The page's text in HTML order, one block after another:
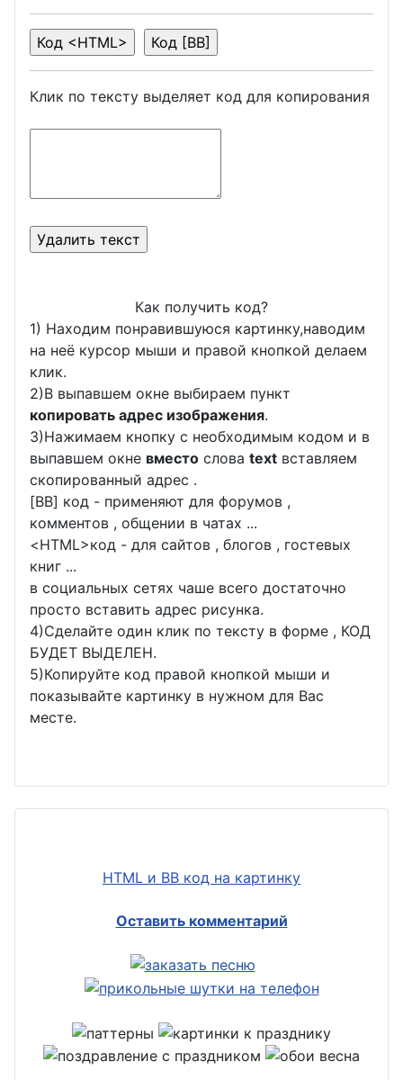
Клик по тексту выделяет код для копирования
Как получить код?
1) Находим понравившуюся картинку,наводим
на неё курсор мыши и правой кнопкой делаем
клик.
2)В выпавшем окне выбираем пункт
копировать адрес изображения.
3)Нажимаем кнопку с необходимым кодом и в
выпавшем окне вместо слова text вставляем
скопированный адрес .
[BB] код - применяют для форумов ,
комментов , общении в чатах ...
<HTML>код - для сайтов , блогов , гостевых
книг ...
в социальных сетях чаше всего достаточно
просто вставить адрес рисунка.
4)Сделайте один клик по тексту в форме , КОД
БУДЕТ ВЫДЕЛЕН.
5)Копируйте код правой кнопкой мыши и
показывайте картинку в нужном для Вас
месте.
HTML и BB код на картинку
Оставить комментарий